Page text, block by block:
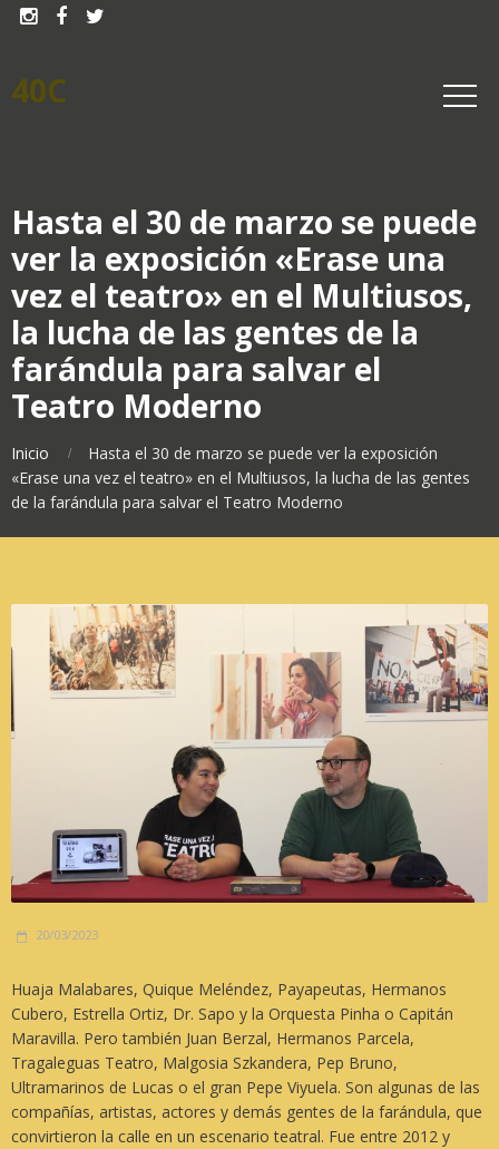
  
40C
Hasta el 30 de marzo se puede
ver la exposición «Erase una
vez el teatro» en el Multiusos,
la lucha de las gentes de la
farándula para salvar el
Teatro Moderno
Inicio
Hasta el 30 de marzo se puede ver la exposición
«Erase una vez el teatro» en el Multiusos, la lucha de las gentes
de la farándula para salvar el Teatro Moderno
20/03/2023
Huaja Malabares, Quique Meléndez, Payapeutas, Hermanos
Cubero, Estrella Ortiz, Dr. Sapo y la Orquesta Pinha o Capitán
Maravilla. Pero también Juan Berzal, Hermanos Parcela,
Tragaleguas Teatro, Malgosia Szkandera, Pep Bruno,
Ultramarinos de Lucas o el gran Pepe Viyuela. Son algunas de las
compañías, artistas, actores y demás gentes de la farándula, que
convirtieron la calle en un escenario teatral. Fue entre 2012 y